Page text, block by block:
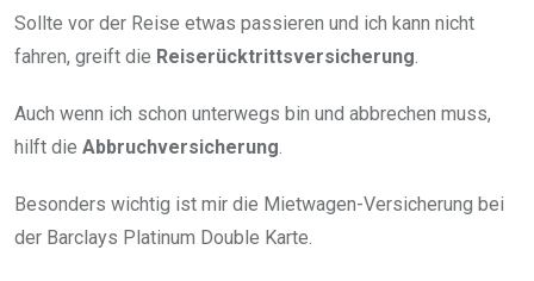
Sollte vor der Reise etwas passieren und ich kann nicht
fahren, greift die Reiserücktrittsversicherung
Auch wenn ich schon unterwegs bin und abbrechen muss,
hilft die Abbruchversicherung
Besonders wichtig ist mir die Mietwagen-Versicherung bei
der Barclays Platinum Double Karte.